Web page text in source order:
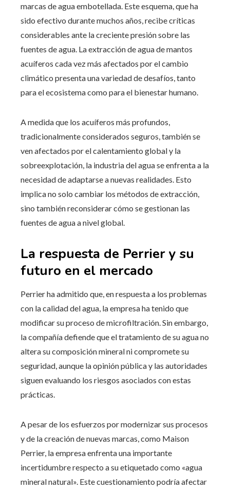
marcas de agua embotellada. Este esquema, que ha
sido efectivo durante muchos años, recibe críticas
considerables ante la creciente presión sobre las
fuentes de agua. La extracción de agua de mantos
acuíferos cada vez más afectados por el cambio
climático presenta una variedad de desafíos, tanto
para el ecosistema como para el bienestar humano.
A medida que los acuíferos más profundos,
tradicionalmente considerados seguros, también se
ven afectados por el calentamiento global y la
sobreexplotación, la industria del agua se enfrenta a la
necesidad de adaptarse a nuevas realidades. Esto
implica no solo cambiar los métodos de extracción,
sino también reconsiderar cómo se gestionan las
fuentes de agua a nivel global.
La respuesta de Perrier y su
futuro en el mercado
Perrier ha admitido que, en respuesta a los problemas
con la calidad del agua, la empresa ha tenido que
modificar su proceso de microfiltración. Sin embargo,
la compañía defiende que el tratamiento de su agua no
altera su composición mineral ni compromete su
seguridad, aunque la opinión pública y las autoridades
siguen evaluando los riesgos asociados con estas
prácticas.
A pesar de los esfuerzos por modernizar sus procesos
y de la creación de nuevas marcas, como Maison
Perrier, la empresa enfrenta una importante
incertidumbre respecto a su etiquetado como «agua
mineral natural». Este cuestionamiento podría afectar